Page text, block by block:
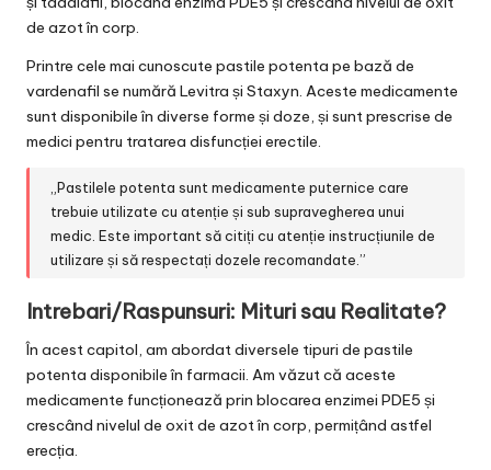
de azot în corp.
Printre cele mai cunoscute pastile potenta pe bază de
vardenafil se numără Levitra și Staxyn. Aceste medicamente
sunt disponibile în diverse forme și doze, și sunt prescrise de
medici pentru tratarea disfuncției erectile.
„Pastilele potenta sunt medicamente puternice care
trebuie utilizate cu atenție și sub supravegherea unui
medic. Este important să citiți cu atenție instrucțiunile de
utilizare și să respectați dozele recomandate.”
Intrebari/Raspunsuri: Mituri sau Realitate?
În acest capitol, am abordat diversele tipuri de pastile
potenta disponibile în farmacii. Am văzut că aceste
medicamente funcționează prin blocarea enzimei PDE5 și
crescând nivelul de oxit de azot în corp, permițând astfel
erecția.